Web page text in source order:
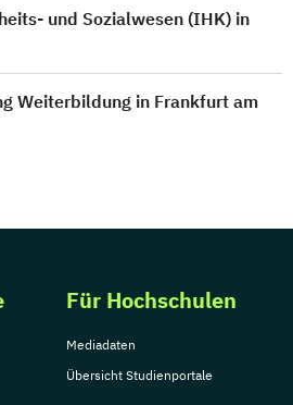
und Sozialwesen (IHK) in
Weiterbildung in Frankfurt am
Für Hochschulen
Mediadaten
Übersicht Studienportale